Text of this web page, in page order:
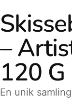
–
120
En unik